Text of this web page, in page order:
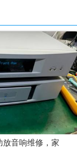
音响维修，家